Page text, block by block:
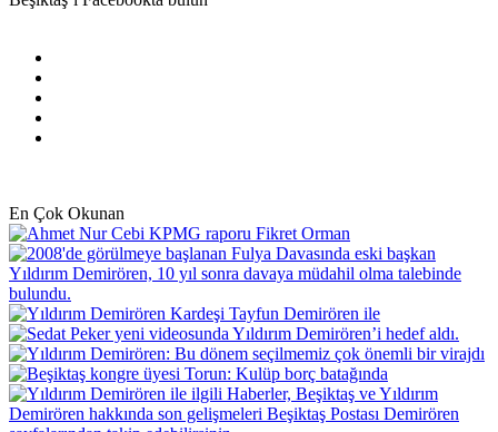
En Çok Okunan